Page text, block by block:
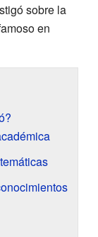
sobre la
en